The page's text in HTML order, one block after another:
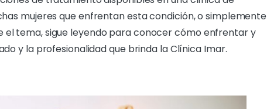
mujeres que enfrentan esta condición, o simplemente
tema, sigue leyendo para conocer cómo enfrentar y
y la profesionalidad que brinda la Clínica Imar.